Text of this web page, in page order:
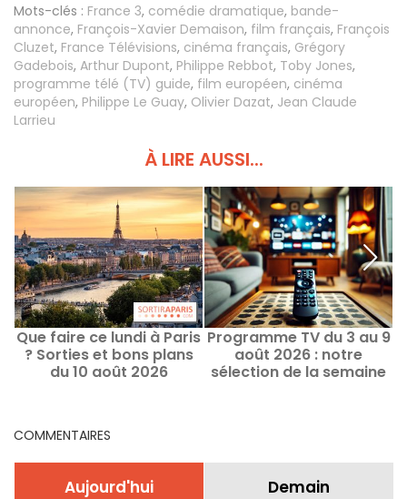
Mots-clés : France 3, comédie dramatique, bande-
annonce, François-Xavier Demaison, film français, François
Cluzet, France Télévisions, cinéma français, Grégory
Gadebois, Arthur Dupont, Philippe Rebbot, Toby Jones,
programme télé (TV) guide, film européen, cinéma
européen, Philippe Le Guay, Olivier Dazat, Jean Claude
Larrieu
À LIRE AUSSI...
Que faire ce lundi à Paris
? Sorties et bons plans
du 10 août 2026
Programme TV du 3 au 9
août 2026 : notre
sélection de la semaine
COMMENTAIRES
Aujourd'hui Demain